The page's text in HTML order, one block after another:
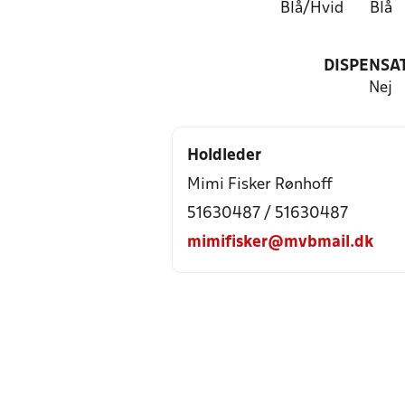
Blå/Hvid Blå
Nej
Holdleder
Mimi Fisker Rønhoff
51630487 / 51630487
mimifisker@mvbmail.dk